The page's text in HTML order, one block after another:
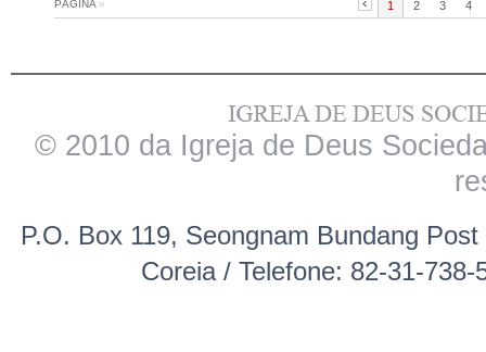
PÁGINA » 1 2 3 4
© 2010 da Igreja de Deus
P.O. Box 119, Seongnam Bundang
Coreia / Telefone: 82-31-